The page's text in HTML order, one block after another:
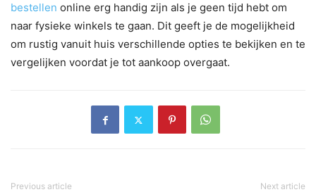
bestellen online erg handig zijn als je geen tijd hebt om
naar fysieke winkels te gaan. Dit geeft je de mogelijkheid
om rustig vanuit huis verschillende opties te bekijken en te
vergelijken voordat je tot aankoop overgaat.
Previous article Next article